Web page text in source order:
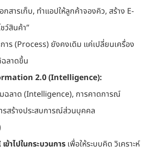
กสารเก็บ, ทำแอปให้ลูกค้าจองคิว, สร้าง E-
ว์สินค้า”
าร (Process) ยังคงเดิม แค่เปลี่ยนเครื่อง
ฉลาดขึ้น
2.0 (Intelligence):
ฉลาด (Intelligence), การคาดการณ์
สร้างประสบการณ์ส่วนบุคคล
ข้าไปในกระบวนการ เพื่อให้ระบบคิด วิเคราะห์